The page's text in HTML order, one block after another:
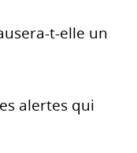
t-elle un
alertes qui